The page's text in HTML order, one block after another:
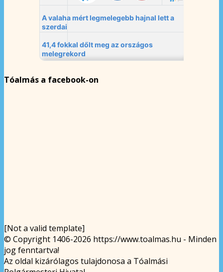
Tóalmás a facebook-on
[Not a valid template]
© Copyright 1406-2026 https://www.toalmas.hu - Minden
jog fenntartva!
Az oldal kizárólagos tulajdonosa a Tóalmási